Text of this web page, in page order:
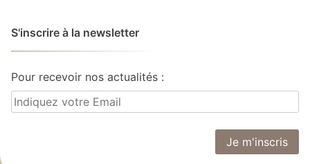
S'inscrire à la newsletter
Pour recevoir nos actualités :